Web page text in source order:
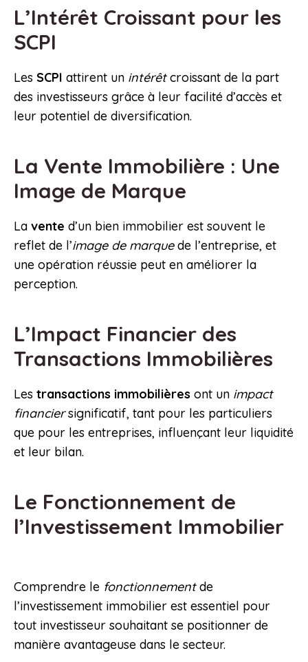
L’Intérêt Croissant pour les
SCPI
Les SCPI attirent un intérêtcroissant de la part
des investisseurs grâce à leur facilité d’accès et
leur potentiel de diversification.
La Vente Immobilière : Une
Image de Marque
La vente d’un bien immobilier est souvent le
reflet de l’image de marquede l’entreprise, et
une opération réussie peut en améliorer la
perception.
L’Impact Financier des
Transactions Immobilières
Les transactions immobilières ont un impact
financiersignificatif, tant pour les particuliers
que pour les entreprises, influençant leur liquidité
et leur bilan.
Le Fonctionnement de
l’Investissement Immobilier
Comprendre le fonctionnementde
l’investissement immobilier est essentiel pour
tout investisseur souhaitant se positionner de
manière avantageuse dans le secteur.